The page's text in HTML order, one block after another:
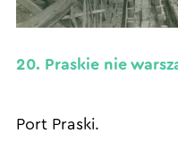
20. Praskie nie
Port Praski.